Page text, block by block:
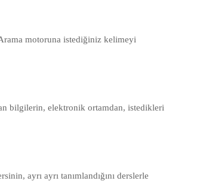
motoruna istediğiniz kelimeyi
bilgilerin, elektronik ortamdan, istedikleri
ayrı ayrı tanımlandığını derslerle